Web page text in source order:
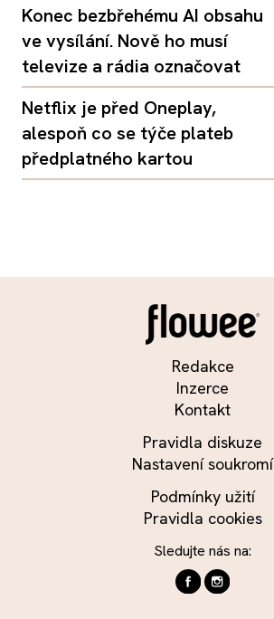
Konec bezbřehému AI obsahu
ve vysílání. Nově ho musí
televize a rádia označovat
Netflix je před Oneplay,
alespoň co se týče plateb
předplatného kartou
Redakce
Inzerce
Kontakt
Pravidla diskuze
Nastavení soukromí
Podmínky užití
Pravidla cookies
Sledujte nás na: